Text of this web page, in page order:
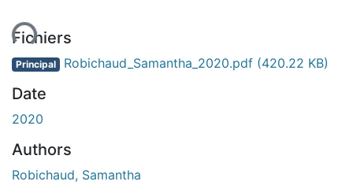
Fichiers
Principal Robichaud_Samantha_2020.pdf (420.22 KB)
Date
2020
Authors
Robichaud, Samantha